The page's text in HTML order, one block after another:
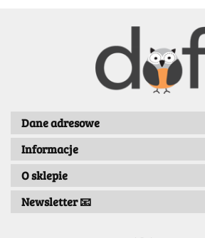
BENASSI/GALGI
Dane adresowe
Informacje
O sklepie
Newsletter 📧